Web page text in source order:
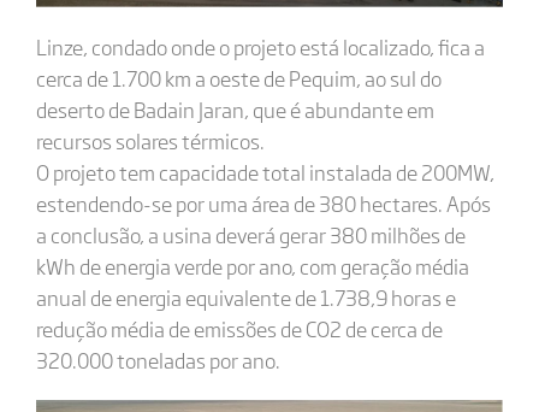
Linze, condado onde o projeto está localizado, fica a
cerca de 1.700 km a oeste de Pequim, ao sul do
deserto de Badain Jaran, que é abundante em
recursos solares térmicos.
O projeto tem capacidade total instalada de 200MW,
estendendo-se por uma área de 380 hectares. Após
a conclusão, a usina deverá gerar 380 milhões de
kWh de energia verde por ano, com geração média
anual de energia equivalente de 1.738,9 horas e
redução média de emissões de CO2 de cerca de
320.000 toneladas por ano.